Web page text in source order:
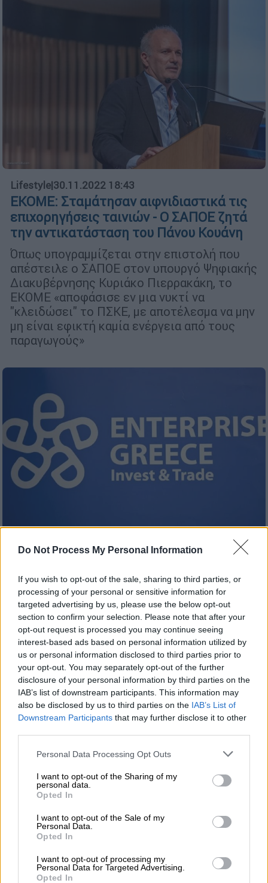
Do Not Process My Personal Information
If you wish to opt-out of the sale, sharing to third parties, or
processing of your personal or sensitive information for
targeted advertising by us, please use the below opt-out
section to confirm your selection. Please note that after your
opt-out request is processed you may continue seeing
interest-based ads based on personal information utilized by
us or personal information disclosed to third parties prior to
your opt-out. You may separately opt-out of the further
disclosure of your personal information by third parties on the
IAB’s list of downstream participants. This information may
also be disclosed by us to third parties on the IAB’s List of
Downstream Participants that may further disclose it to other
Please note that this website/app uses one or more Google
not limited to your visit or usage behaviour. You may click to
grant or deny consent to Google and its third-party tags to
use your data for below specified purposes in below Google
consent section.
Personal Data Processing Opt Outs
I want to opt-out of the Sharing of my
personal data.
Opted In
I want to opt-out of the Sale of my
Personal Data.
Opted In
I want to opt-out of processing my
Personal Data for Targeted Advertising.
Opted In
Lifestyle|30.11.2022 18:43
ΕΚΟΜΕ: Σταμάτησαν αιφνιδιαστικά τις
επιχορηγήσεις ταινιών - Ο ΣΑΠΟΕ ζητά
την αντικατάσταση του Πάνου Κουάνη
Όπως υπογραμμίζεται στην επιστολή που
απέστειλε ο ΣΑΠΟΕ στον υπουργό Ψηφιακής
Διακυβέρνησης Κυριάκο Πιερρακάκη, το
ΕΚΟΜΕ «αποφάσισε εν μια νυκτί να
"κλειδώσει" το ΠΣΚΕ, με αποτέλεσμα να μην
μη είναι εφικτή καμία ενέργεια από τους
παραγωγούς»
Ελλάδα|09.09.2022 15:40
ΔΕΘ 2022: Σημαντική εκδήλωση από
ΕΚΟΜΕ – Enterprise Greece για την
ανάπτυξη της οπτικοακουστικής
βιομηχανίας στην Ελλάδα
Η εκδήλωση πραγματοποιείται με
ταυτόχρονη διερμηνεία, σε ελληνικά και
αγγλικά.